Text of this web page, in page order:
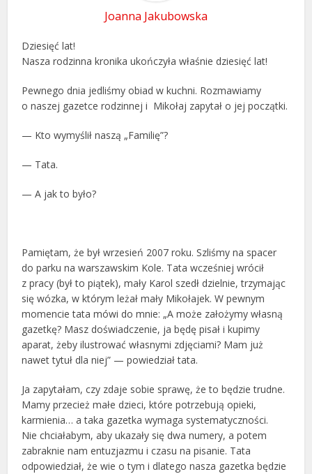
Joanna Jakubowska
Dziesięć lat!
Nasza rodzinna kronika ukończyła właśnie dziesięć lat!
Pewnego dnia jedliśmy obiad w kuchni. Rozmawiamy
o naszej gazetce rodzinnej i Mikołaj zapytał o jej początki.
— Kto wymyślił naszą „Familię”?
— Tata.
— A jak to było?
Pamiętam, że był wrzesień 2007 roku. Szliśmy na spacer
do parku na warszawskim Kole. Tata wcześniej wrócił
z pracy (był to piątek), mały Karol szedł dzielnie, trzymając
się wózka, w którym leżał mały Mikołajek. W pewnym
momencie tata mówi do mnie: „A może założymy własną
gazetkę? Masz doświadczenie, ja będę pisał i kupimy
aparat, żeby ilustrować własnymi zdjęciami? Mam już
nawet tytuł dla niej” — powiedział tata.
Ja zapytałam, czy zdaje sobie sprawę, że to będzie trudne.
Mamy przecież małe dzieci, które potrzebują opieki,
karmienia… a taka gazetka wymaga systematyczności.
Nie chciałabym, aby ukazały się dwa numery, a potem
zabraknie nam entuzjazmu i czasu na pisanie. Tata
odpowiedział, że wie o tym i dlatego nasza gazetka będzie